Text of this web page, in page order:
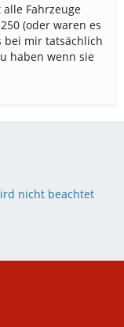
Fahrzeuge
(oder waren es
bei mir tatsächlich
haben wenn sie
nicht beachtet